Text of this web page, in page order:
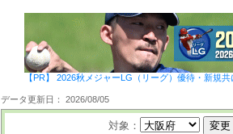
【PR】 2026秋メジャーLG（リーグ）優待・新規
データ更新日： 2026/08/05
対象：